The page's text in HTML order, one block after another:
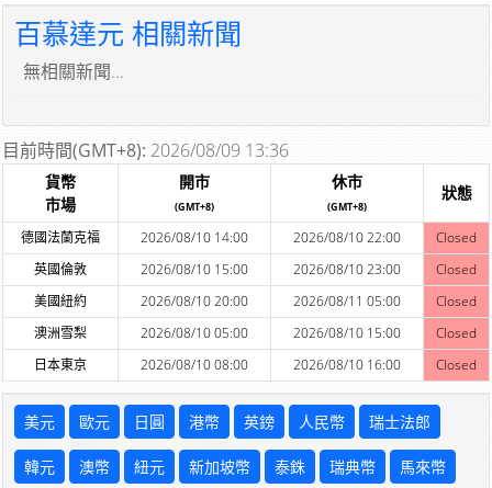
百慕達元 相關新聞
無相關新聞...
目前時間(GMT+8): 2026/08/09 13:36
貨幣
市場
開市
(GMT+8)
休市
(GMT+8)
狀態
德國法蘭克福 2026/08/10 14:00 2026/08/10 22:00
Closed
英國倫敦
2026/08/10 15:00 2026/08/10 23:00
Closed
美國紐約
2026/08/10 20:00 2026/08/11 05:00
Closed
澳洲雪梨
2026/08/10 05:00 2026/08/10 15:00
Closed
日本東京
2026/08/10 08:00 2026/08/10 16:00 Closed
美元 歐元 日圓 港幣 英鎊 人民幣 瑞士法郎
韓元 澳幣 紐元 新加坡幣 泰銖 瑞典幣 馬來幣